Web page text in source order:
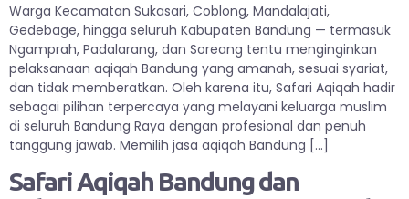
Warga Kecamatan Sukasari, Coblong, Mandalajati,
Gedebage, hingga seluruh Kabupaten Bandung — termasuk
Ngamprah, Padalarang, dan Soreang tentu menginginkan
pelaksanaan aqiqah Bandung yang amanah, sesuai syariat,
dan tidak memberatkan. Oleh karena itu, Safari Aqiqah hadir
sebagai pilihan terpercaya yang melayani keluarga muslim
di seluruh Bandung Raya dengan profesional dan penuh
tanggung jawab. Memilih jasa aqiqah Bandung […]
Safari Aqiqah Bandung dan